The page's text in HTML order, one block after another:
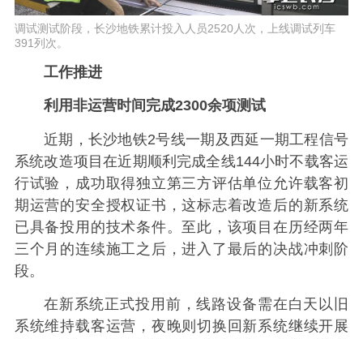
调试测试阶段，长沙地铁累计投入人员2520人次，上线调试列车
391列次。
工作推进
利用非运营时间完成2300余项测试
近期，长沙地铁2号线一期及西延一期工程信号
系统改造项目在近期顺利完成全线144小时不载客运
行试验，成功取得独立第三方评估单位允许载客初
期运营的安全授权证书，这标志着改造后的新系统
已具备投用的技术条件。至此，该项目在历经两年
三个月的连续施工之后，进入了最后的决战冲刺阶
段。
在新系统正式投用前，线路设备需在白天以旧
系统维持载客运营，夜晚则切换回新系统继续开展